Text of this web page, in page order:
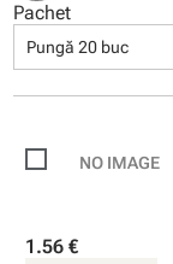
Pachet
Pungă 20 buc
1.56 €